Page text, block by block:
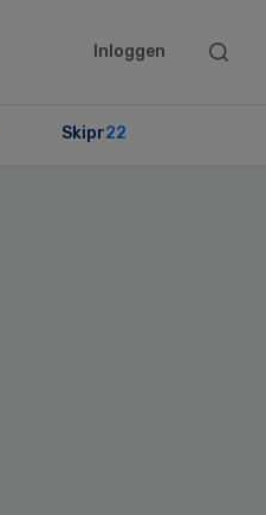
Inloggen
Search
Skipr22